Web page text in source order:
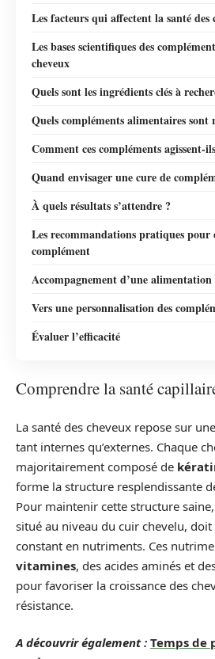
Les facteurs qui affectent la santé des
Les bases scientifiques des
cheveux
Quels sont les ingrédients clés à
Quels compléments alimentaires sont
Comment ces compléments agissent-
Quand envisager une cure de
À quels résultats s’attendre ?
Les recommandations pratiques pour
complément
Accompagnement d’une
Vers une personnalisation des
Évaluer l’efficacité
Comprendre la santé
La santé des cheveux repose sur
tant internes qu’externes. Chaque
majoritairement composé de
forme la structure resplendissante
Pour maintenir cette structure
situé au niveau du cuir chevelu,
constant en nutriments. Ces
vitamines, des acides aminés et
pour favoriser la croissance des
résistance.
A découvrir également : Temps de